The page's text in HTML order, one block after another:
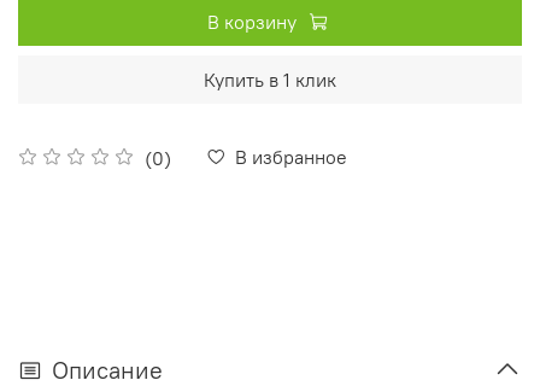
(0) В избранное
В корзину
Купить в 1 клик
Описание